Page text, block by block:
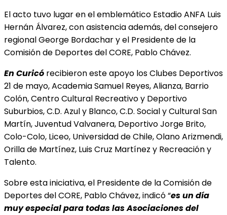
El acto tuvo lugar en el emblemático Estadio ANFA Luis
Hernán Álvarez, con asistencia además,del consejero
regional George Bordachar y el Presidente de la
Comisión de Deportes del CORE, Pablo Chávez.
En Curicó recibieron este apoyo los Clubes Deportivos
21 de mayo, Academia Samuel Reyes, Alianza, Barrio
Colón, Centro Cultural Recreativo y Deportivo
Suburbios, C.D. Azul y Blanco, C.D. Social y Cultural San
Martín, Juventud Valvanera, Deportivo Jorge Brito,
Colo-Colo, Liceo, Universidad de Chile, Olano Arizmendi,
Orilla de Martínez, Luis Cruz Martínez y Recreación y
Talento.
Sobre esta iniciativa, el Presidente de la Comisión de
Deportes del CORE, Pablo Chávez, indicó “es un día
muy especial para todas las Asociaciones del